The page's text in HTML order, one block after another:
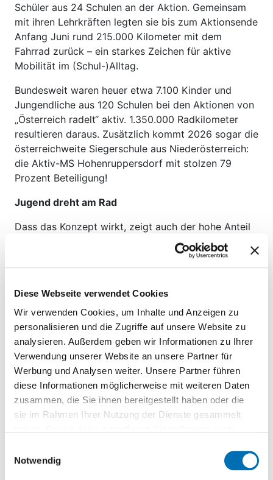
Diese Webseite verwendet Cookies
Wir verwenden Cookies, um Inhalte und Anzeigen zu
personalisieren und die Zugriffe auf unsere Website zu
analysieren. Außerdem geben wir Informationen zu Ihrer
Verwendung unserer Website an unsere Partner für
Werbung und Analysen weiter. Unsere Partner führen
diese Informationen möglicherweise mit weiteren Daten
zusammen, die Sie ihnen bereitgestellt haben oder die
sie im Rahmen Ihrer Nutzung der Dienste gesammelt
eines Angemessenheitsbeschlusses nach Art 45 DSGVO
und ohne geeignete Garantien nach Art 46 DSGVO
Notwendig
Schüler aus 24 Schulen an der Aktion. Gemeinsam
mit ihren Lehrkräften legten sie bis zum Aktionsende
Anfang Juni rund 215.000 Kilometer mit dem
Fahrrad zurück – ein starkes Zeichen für aktive
Mobilität im (Schul-)Alltag.
Bundesweit waren heuer etwa 7.100 Kinder und
Jungendliche aus 120 Schulen bei den Aktionen von
„Österreich radelt“ aktiv. 1.350.000 Radkilometer
resultieren daraus. Zusätzlich kommt 2026 sogar die
österreichweite Siegerschule aus Niederösterreich:
die Aktiv-MS Hohenruppersdorf mit stolzen 79
Prozent Beteiligung!
Jugend dreht am Rad
Dass das Konzept wirkt, zeigt auch der hohe Anteil
junger Teilnehmender auf der Plattform „NÖ radelt“.
Auf der Plattform machen die BikeRider zum Ende
der Schulaktion heuer stolze 25 Prozent der
BikeRider im Schnitt geradelt. Erfreulicher
Nebeneffekt: Jede Fahrt mit dem Fahrrad entlastet
den Verkehr und ist ein wichtiger Beitrag zur
Gesundheitsförderung.
Laa an der Thaya, Hohenruppersdorf und
Purkersdorf auch 2026 an der Spitze
Den Titel „aktivste BikeRider Schule 2026“ und 1.000
Euro Preisgeld für die aktivste Klasse (1IBB) holte
Bei den „BikeRider Juniors“ ging der Titel und 200
Euro Preisgeld an die Aktiv-MS Hohenruppersdorf.